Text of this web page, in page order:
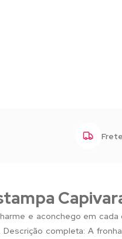
e aconchego em
Descrição completa: A